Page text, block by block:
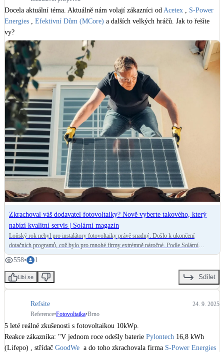
LED osvětlení
Vnitřní i venkovní
Retence deštové vody
Akumulace dešťovky
Zelená střecha NEW
Vegetační střechy
Větrné elektrárny NEW
Malé i velké turbíny
Docela aktuální téma. Aktuálně nám volají zákazníci od Acetex , S-Power
Energies , Efektivní Dům (MCore) a dalších velkých hráčů. Jak to řešíte
vy?
Zkrachoval váš dodavatel fotovoltaiky? Nově vyberte takového, který
nabízí kvalitní servis | Solární magazín
Loňský rok nebyl pro instalátory fotovoltaiky právě snadný. Došlo k ukončení
dotačních programů, což bylo pro mnohé firmy extrémně náročné. Podle Solární
asociace tak ukončily svou činnost i společnosti, které měly solidní základy. Jak se
zachovat, pokud právě váš dodavatel fotovoltaiky zkrachuje?
558• 1
Libí se Sdílet
Refsite
24. 9. 2025
Reference•Fotovoltaika•Brno
5 leté reálné zkušenosti s fotovoltaikou 10kWp.
Reakce zákazníka: "V jednom roce odešly baterie Pylontech 16,8 kWh
(Lifepo) , střídač GoodWe
  a do toho zkrachovala firma
S-Power Energies